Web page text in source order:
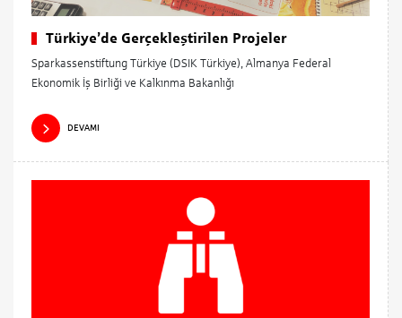
Türkiye’de Gerçekleştirilen Projeler
Sparkassenstiftung Türkiye (DSIK Türkiye), Almanya Federal
Ekonomik İş Birliği ve Kalkınma Bakanlığı
DEVAMI